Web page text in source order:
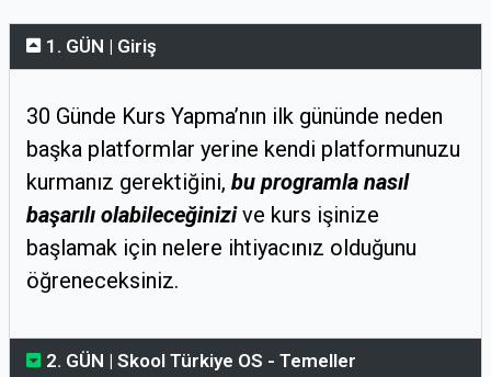
1. GÜN | Giriş
30 Günde Kurs Yapma’nın ilk gününde neden
başka platformlar yerine kendi platformunuzu
kurmanız gerektiğini, bu programla nasıl
başarılı olabileceğinizi ve kurs işinize
başlamak için nelere ihtiyacınız olduğunu
öğreneceksiniz.
2. GÜN | Skool Türkiye OS - Temeller